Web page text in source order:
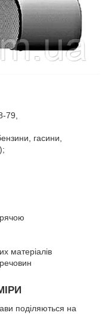
79,
гасини,
матеріалів
поділяються на